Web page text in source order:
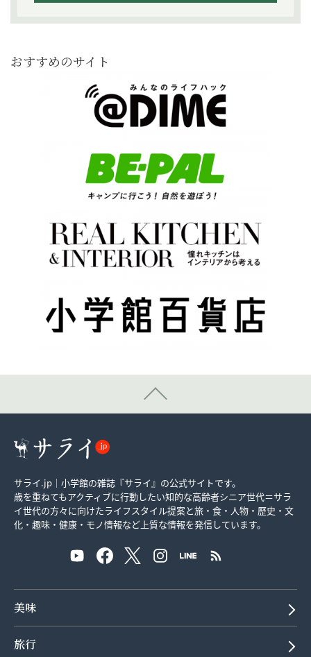
おすすめのサイト
サライ.jp｜小学館の雑誌『サライ』の公式サイトです。
歳を重ねてもアクティブに行動したい知的な高齢者シニア世代＝サラ
イ世代の方々に向けたライフスタイル提案と旅・食・人物・歴史・文
化・趣味・健康・モノ情報など上質な情報を発信しています。
美味
旅行